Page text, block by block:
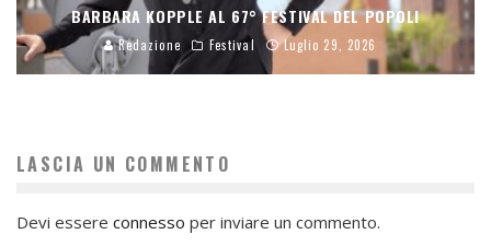
BARBARA KOPPLE AL 67° FESTIVAL DEL POPOLI
Redazione Festival Luglio 29, 2026
LASCIA UN COMMENTO
Devi essere connesso per inviare un commento.